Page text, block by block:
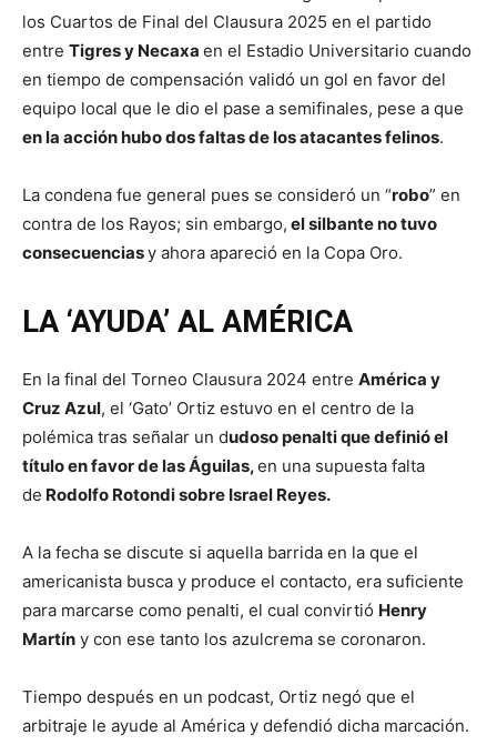
los Cuartos de Final del Clausura 2025 en el partido
entre Tigres y Necaxa en el Estadio Universitario cuando
en tiempo de compensación validó un gol en favor del
equipo local que le dio el pase a semifinales, pese a que
en la acción hubo dos faltas de los atacantes felinos.
La condena fue general pues se consideró un “robo” en
contra de los Rayos; sin embargo, el silbante no tuvo
consecuenciasy ahora apareció en la Copa Oro.
LA ‘AYUDA’ AL AMÉRICA
En la final del Torneo Clausura 2024 entre América y
Cruz Azul, el ‘Gato’ Ortiz estuvo en el centro de la
polémica tras señalar un dudoso penalti que definió el
título en favor de las Águilas,en una supuesta falta
de Rodolfo Rotondi sobre Israel Reyes.
A la fecha se discute si aquella barrida en la que el
americanista busca y produce el contacto, era suficiente
para marcarse como penalti, el cual convirtió Henry
Martín y con ese tanto los azulcrema se coronaron.
Tiempo después en un podcast, Ortiz negó que el
arbitraje le ayude al América y defendió dicha marcación.